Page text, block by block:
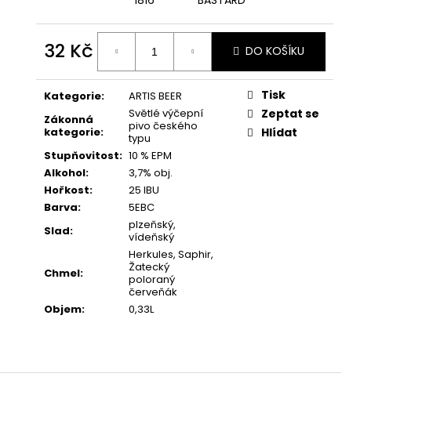
32 Kč
cena:
DO KOŠÍKU
Kategorie:
ARTIS BEER
Zákonná
kategorie:
Světlé výčepní
pivo českého
typu
Stupňovitost: 10 % EPM
Alkohol:
3,7% obj.
Hořkost:
25 IBU
Barva:
5EBC
Slad:
plzeňský,
vídeňský
Chmel:
Herkules, Saphir,
Žatecký
poloraný
červeňák
Objem: 0,33L
Tisk
Zeptat se
Hlídat